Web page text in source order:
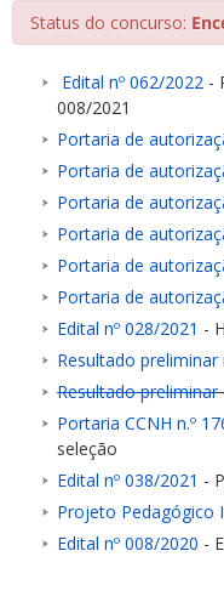
Status do concurso:
Edital nº 062/2022 -
008/2021
Portaria de
Portaria de
Portaria de
Portaria de
Portaria de
Portaria de
Edital nº 028/2021 -
Resultado
Resultado preliminar
Portaria CCNH n.º
seleção
Edital nº 038/2021 -
Projeto Pedagógico
Edital nº 008/2020 -